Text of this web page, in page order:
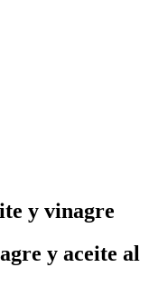
y vinagre
y aceite al